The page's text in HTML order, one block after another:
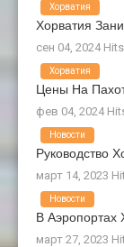
Хорватия
сен 04, 2024
Хорватия
Цены На
фев 04, 2024
Хорватия
Руководство
март 14, 2023
Новости
В
март 27, 2023
Новости